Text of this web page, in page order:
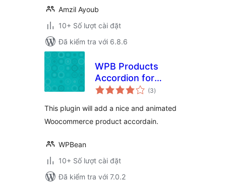
Amzil Ayoub
10+ Số lượt cài đặt
Đã kiểm tra với 6.8.6
WPB Products
Accordion for
WooCommerce
(3tổng
đánh
)
This plugin will add a nice and animated
Woocommerce product accordain.
WPBean
10+ Số lượt cài đặt
Đã kiểm tra với 7.0.2